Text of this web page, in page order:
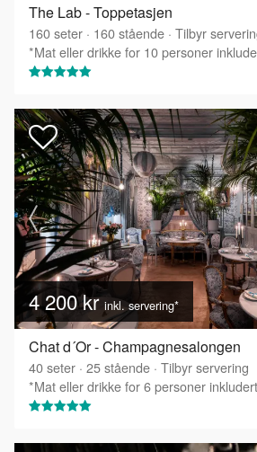
The Lab - Toppetasjen
160seter · 160stående · Tilbyr
*Mat eller drikke for 10 personer
4 200 krinkl. servering*
Chat d´Or - Champagnesalongen
40seter · 25stående · Tilbyr servering
*Mat eller drikke for 6 personer